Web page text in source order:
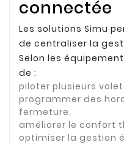
connectée
Les solutions Simu
de centraliser la
Selon les
de :
piloter plusieurs
programmer des
fermeture,
améliorer le confort
optimiser la gestion